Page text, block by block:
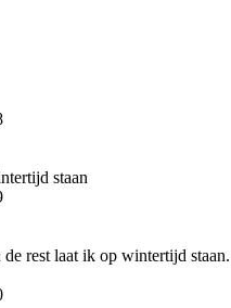
staan
rest laat ik op wintertijd staan.